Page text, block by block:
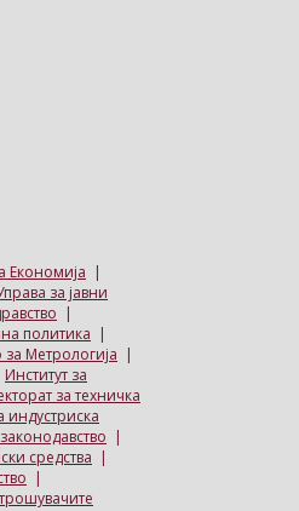
Економија |
за јавни
|
политика |
Метрологија |
Институт за
за техничка
индустриска
|
средства |
|